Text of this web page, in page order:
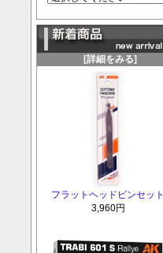
[詳細をみる]
フラットヘッドピンセット
3,960円